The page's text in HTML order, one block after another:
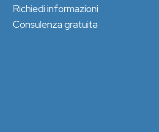
Richiedi informazioni
Consulenza gratuita